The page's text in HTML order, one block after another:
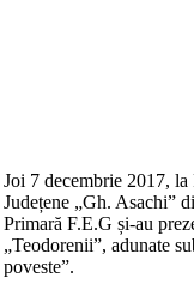
Joi 7 decembrie 2017,
Județene „Gh. Asachi”
Primară F.E.G și-au
„Teodorenii”, adunate
poveste”.